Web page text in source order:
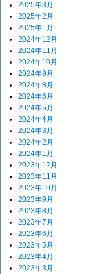
2025年3月
2025年2月
2025年1月
2024年12月
2024年11月
2024年10月
2024年9月
2024年8月
2024年6月
2024年5月
2024年4月
2024年3月
2024年2月
2024年1月
2023年12月
2023年11月
2023年10月
2023年9月
2023年8月
2023年7月
2023年6月
2023年5月
2023年4月
2023年3月